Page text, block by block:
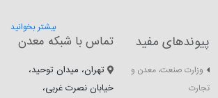
بیشتر بخوانید
پیوندهای مفید
وزارت صنعت، معدن و
تجارت
تماس با شبکه معدن
تهران، میدان توحید،
خیابان نصرت غربی،